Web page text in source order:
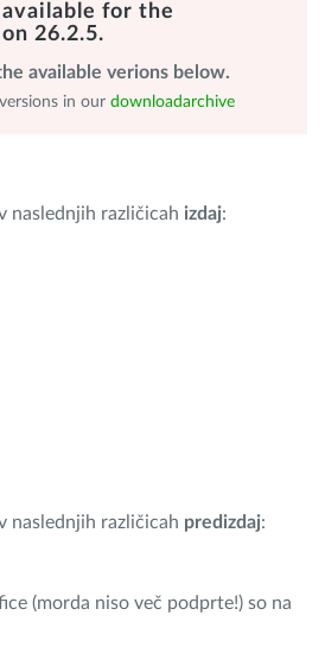
for the
26.2.5.
available verions below.
in our downloadarchive
naslednjih različicah izdaj:
naslednjih različicah predizdaj:
(morda niso več podprte!) so na